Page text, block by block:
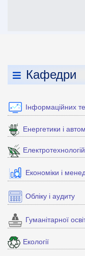
Кафедри
Інформаційних
Енергетики і
Економіки і
Обліку і аудиту
Гуманітарної
Екології